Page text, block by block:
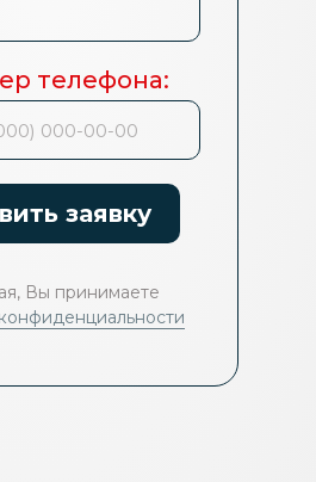
телефона:
заявку
Вы принимаете
телефона:
заявку
Вы принимаете